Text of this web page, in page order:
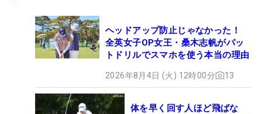
ヘッドアップ防止じゃなかった！
全英女子OP女王・桑木志帆がパッ
トドリルでスマホを使う本当の理由
2026年8月4日 (火) 12時00分 13
体を早く回す人ほど飛ばな